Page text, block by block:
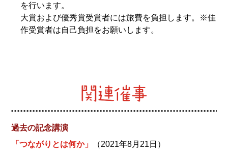
を行います。
大賞および優秀賞受賞者には旅費を負担します。※佳
作受賞者は自己負担をお願いします。
過去の記念講演
「つながりとは何か」
（2021年8月21日）